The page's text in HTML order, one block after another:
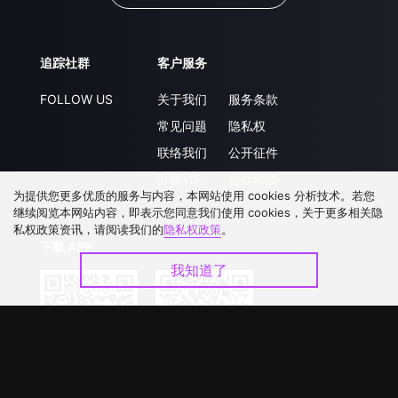
追踪社群
FOLLOW US
客户服务
关于我们
常见问题
联络我们
服务条款
隐私权
公开征件
为提供您更多优质的服务与内容，本网站使用 cookies 分析技术。若您
继续阅览本网站内容，即表示您同意我们使用 cookies，关于更多相关隐
私权政策资讯，请阅读我们的隐私权政策。
我知道了